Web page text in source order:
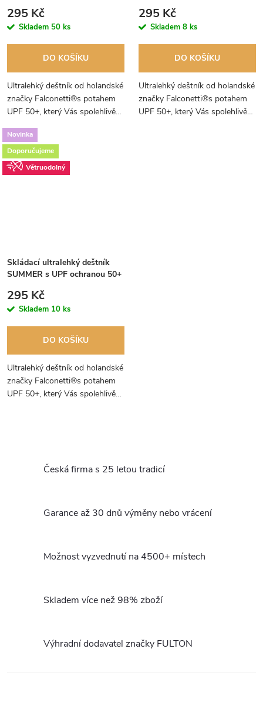
295 Kč
Skladem 50 ks
DO KOŠÍKU
Ultralehký deštník od holandské
značky Falconetti®s potahem
UPF 50+, který Vás spolehlivě
paprsky.
295 Kč
Skladem 8 ks
DO KOŠÍKU
Ultralehký deštník od holandské
značky Falconetti®s potahem
UPF 50+, který Vás spolehlivě
Novinka
Doporučujeme
Větruodolný
Skládací ultralehký deštník
SUMMER s UPF ochranou 50+
295 Kč
Skladem 10 ks
DO KOŠÍKU
Ultralehký deštník od holandské
značky Falconetti®s potahem
UPF 50+, který Vás spolehlivě
v
Česká firma s 25 letou tradicí
Garance až 30 dnů výměny nebo vrácení
Možnost vyzvednutí na 4500+ místech
Skladem více než 98% zboží
Výhradní dodavatel značky FULTON